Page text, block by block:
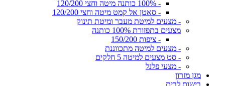
- 100% כותנה מיטה וחצי 120/200
- סאטן אל קמט מיטה וחצי 120/200
- מצעים למיטת מעבר ומיטת תינוק
מצעים בתפזורת 100% כותנה
- ציפות 150/200
- מצעים למיטה מתכווננת
- סט מצעים למיטה 5 חלקים
- מצעי פלנל
מגן מזרון
בישום לבית